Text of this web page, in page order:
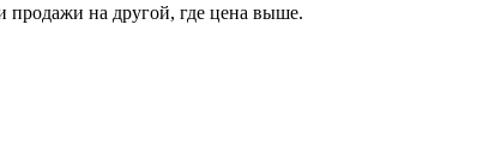
на другой, где цена выше.